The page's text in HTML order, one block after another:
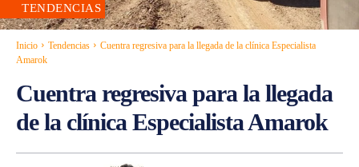
TENDENCIAS
Inicio Tendencias
Cuentra regresiva para la llegada de la clínica Especialista
Amarok
Cuentra regresiva para la llegada
de la clínica Especialista Amarok